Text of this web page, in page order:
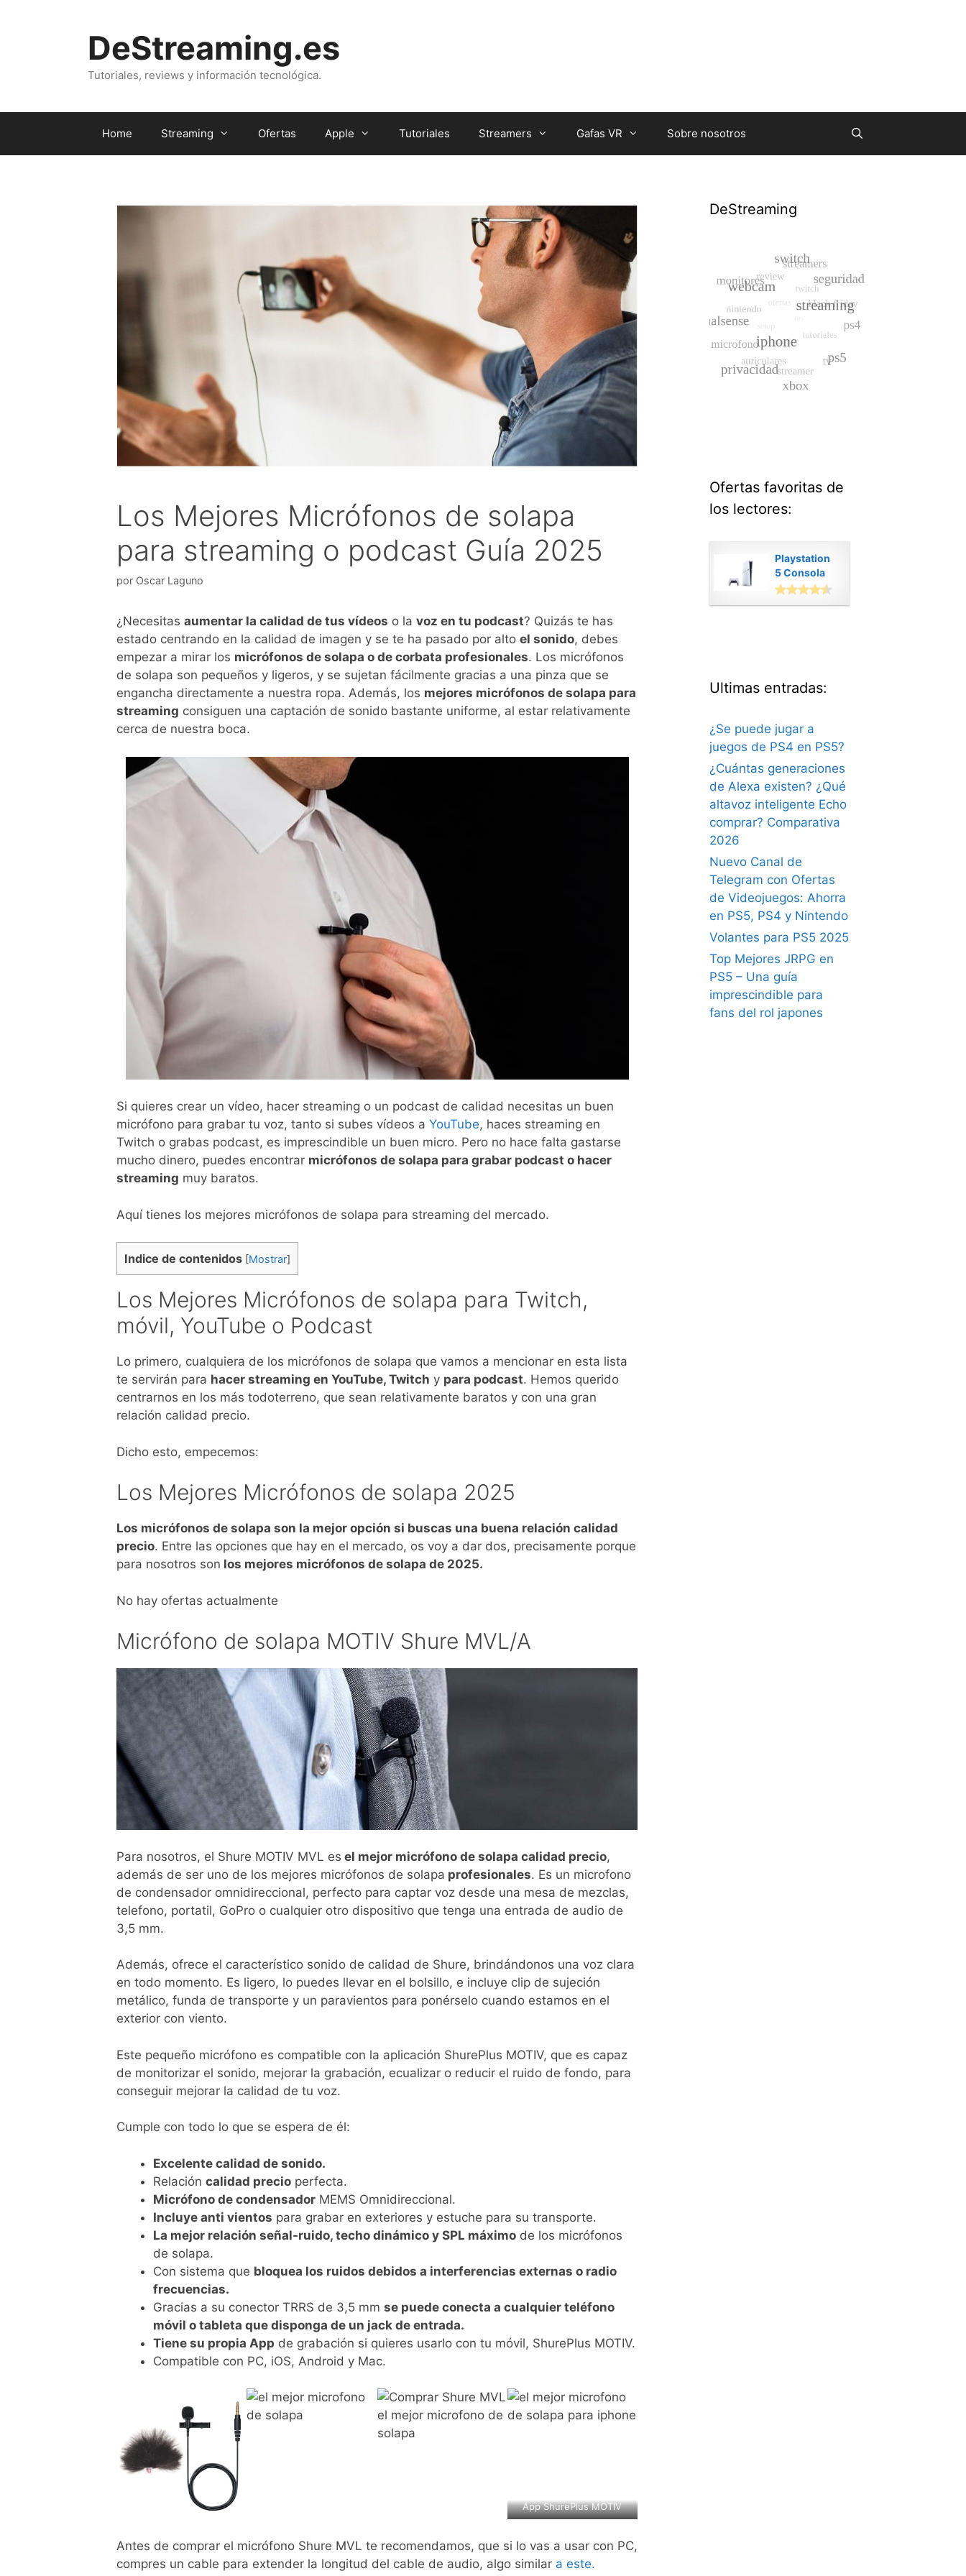
DeStreaming.es
Tutoriales, reviews y información tecnológica.
Home Streaming Ofertas Apple Tutoriales Streamers Gafas VR Sobre nosotros
Los Mejores Micrófonos de solapa
para streaming o podcast Guía 2025
por Oscar Laguno
¿Necesitas aumentar la calidad de tus vídeos o la voz en tu podcast? Quizás te has
estado centrando en la calidad de imagen y se te ha pasado por alto el sonido, debes
empezar a mirar los micrófonos de solapa o de corbata profesionales. Los micrófonos
de solapa son pequeños y ligeros, y se sujetan fácilmente gracias a una pinza que se
engancha directamente a nuestra ropa. Además, los mejores micrófonos de solapa para
streaming consiguen una captación de sonido bastante uniforme, al estar relativamente
cerca de nuestra boca.
Si quieres crear un vídeo, hacer streaming o un podcast de calidad necesitas un buen
micrófono para grabar tu voz, tanto si subes vídeos a YouTube, haces streaming en
Twitch o grabas podcast, es imprescindible un buen micro. Pero no hace falta gastarse
mucho dinero, puedes encontrar micrófonos de solapa para grabar podcast o hacer
streaming muy baratos.
Aquí tienes los mejores micrófonos de solapa para streaming del mercado.
Indice de contenidos [Mostrar]
Los Mejores Micrófonos de solapa para Twitch,
móvil, YouTube o Podcast
Lo primero, cualquiera de los micrófonos de solapa que vamos a mencionar en esta lista
te servirán para hacer streaming en YouTube, Twitch y para podcast. Hemos querido
centrarnos en los más todoterreno, que sean relativamente baratos y con una gran
relación calidad precio.
Dicho esto, empecemos:
Los Mejores Micrófonos de solapa 2025
Los micrófonos de solapa son la mejor opción si buscas una buena relación calidad
precio. Entre las opciones que hay en el mercado, os voy a dar dos, precisamente porque
para nosotros son los mejores micrófonos de solapa de 2025.
No hay ofertas actualmente
Micrófono de solapa MOTIV Shure MVL/A
Para nosotros, el Shure MOTIV MVL es el mejor micrófono de solapa calidad precio,
además de ser uno de los mejores micrófonos de solapa profesionales. Es un microfono
de condensador omnidireccional, perfecto para captar voz desde una mesa de mezclas,
telefono, portatil, GoPro o cualquier otro dispositivo que tenga una entrada de audio de
3,5 mm.
Además, ofrece el característico sonido de calidad de Shure, brindándonos una voz clara
en todo momento. Es ligero, lo puedes llevar en el bolsillo, e incluye clip de sujeción
metálico, funda de transporte y un paravientos para ponérselo cuando estamos en el
exterior con viento.
Este pequeño micrófono es compatible con la aplicación ShurePlus MOTIV, que es capaz
de monitorizar el sonido, mejorar la grabación, ecualizar o reducir el ruido de fondo, para
conseguir mejorar la calidad de tu voz.
Cumple con todo lo que se espera de él:
Excelente calidad de sonido.
Relación calidad precio perfecta.
Micrófono de condensador MEMS Omnidireccional.
Incluye anti vientos para grabar en exteriores y estuche para su transporte.
La mejor relación señal-ruido, techo dinámico y SPL máximo de los micrófonos
de solapa.
Con sistema que bloquea los ruidos debidos a interferencias externas o radio
frecuencias.
Gracias a su conector TRRS de 3,5 mm se puede conecta a cualquier teléfono
móvil o tableta que disponga de un jack de entrada.
Tiene su propia App de grabación si quieres usarlo con tu móvil, ShurePlus MOTIV.
Compatible con PC, iOS, Android y Mac.
App ShurePlus MOTIV
Antes de comprar el micrófono Shure MVL te recomendamos, que si lo vas a usar con PC,
compres un cable para extender la longitud del cable de audio, algo similar a este.
DeStreaming
Ofertas favoritas de
los lectores:
Playstation
5 Consola
Digital
Ultimas entradas:
¿Se puede jugar a
juegos de PS4 en PS5?
¿Cuántas generaciones
de Alexa existen? ¿Qué
altavoz inteligente Echo
comprar? Comparativa
2026
Nuevo Canal de
Telegram con Ofertas
de Videojuegos: Ahorra
en PS5, PS4 y Nintendo
Volantes para PS5 2025
Top Mejores JRPG en
PS5 – Una guía
imprescindible para
fans del rol japones